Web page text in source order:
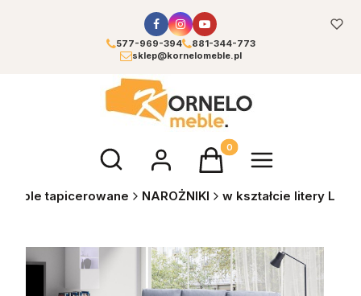
577-969-394
881-344-773
sklep@kornelomeble.pl
Otwórz wyszukiwarkęProdukty w koszyku: 0.
Meble tapicerowane NAROŻNIKI w kształcie litery L